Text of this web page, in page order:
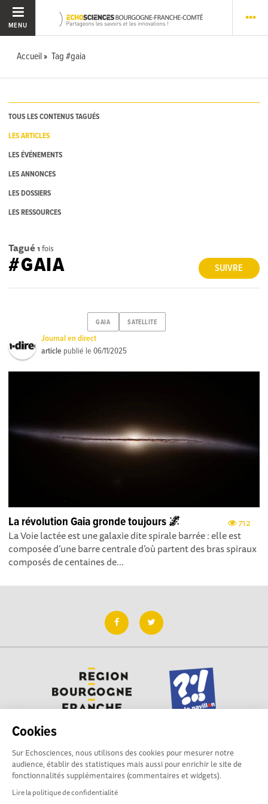
Cookies
Sur Echosciences, nous utilisons des cookies pour mesurer notre
audience, établir des statistiques mais aussi pour enrichir le site de
fonctionnalités supplémentaires (commentaires et widgets).
Lire la politique de confidentialité
MENU
Accueil Tag #gaia
TOUS LES CONTENUS TAGUÉS
LES ARTICLES
LES ÉVÉNEMENTS
LES ANNONCES
LES DOSSIERS
LES RESSOURCES
Tagué 1 fois
SUIVRE
#GAIA
GAIA SATELLITE
Journal en direct
article publié le06/11/2025
712
La révolution Gaia gronde toujours 🌌
La Voie lactée est une galaxie dite spirale barrée : elle est
composée d’une barre centrale d’où partent des bras spiraux
composés de centaines de...
Besoin d'aide pour utiliser Echosciences ? Écrivez vos
questions aux administrateurs de la plateforme
contact@pavillon-sciences.com